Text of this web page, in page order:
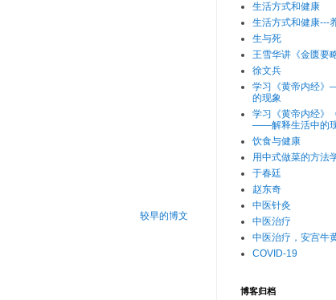
较早的博文
生活方式和健康
生活方式和健康---
生与死
王雪华讲《金匮要
徐文兵
学习《黄帝内经
的现象
学习《黄帝内经》
——解释生活中的
饮食与健康
用中式做菜的方法
于春廷
赵东奇
中医针灸
中医治疗
中医治疗，安宫牛
COVID-19
博客归档